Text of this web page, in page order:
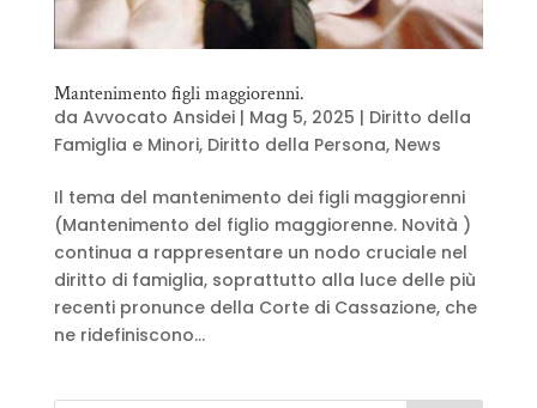
Mantenimento figli maggiorenni.
da Avvocato Ansidei| Mag 5, 2025 | Diritto della
Famiglia e Minori, Diritto della Persona, News
Il tema del mantenimento dei figli maggiorenni
(Mantenimento del figlio maggiorenne. Novità )
continua a rappresentare un nodo cruciale nel
diritto di famiglia, soprattutto alla luce delle più
recenti pronunce della Corte di Cassazione, che
ne ridefiniscono...